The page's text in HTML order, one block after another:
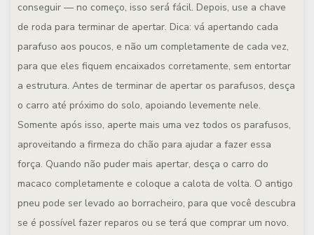
conseguir — no começo, isso será fácil. Depois, use a chave
de roda para terminar de apertar. Dica: vá apertando cada
parafuso aos poucos, e não um completamente de cada vez,
para que eles fiquem encaixados corretamente, sem entortar
a estrutura. Antes de terminar de apertar os parafusos, desça
o carro até próximo do solo, apoiando levemente nele.
Somente após isso, aperte mais uma vez todos os parafusos,
aproveitando a firmeza do chão para ajudar a fazer essa
força. Quando não puder mais apertar, desça o carro do
macaco completamente e coloque a calota de volta. O antigo
pneu pode ser levado ao borracheiro, para que você descubra
se é possível fazer reparos ou se terá que comprar um novo.